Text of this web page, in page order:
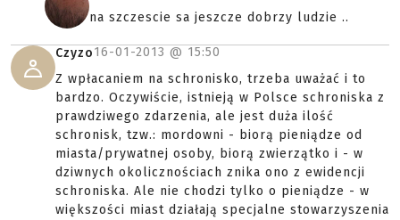
na szczescie sa jeszcze dobrzy ludzie ..
Czyzo16-01-2013 @ 15:50
Z wpłacaniem na schronisko, trzeba uważać i to
bardzo. Oczywiście, istnieją w Polsce schroniska z
prawdziwego zdarzenia, ale jest duża ilość
schronisk, tzw.: mordowni - biorą pieniądze od
miasta/prywatnej osoby, biorą zwierzątko i - w
dziwnych okolicznościach znika ono z ewidencji
schroniska. Ale nie chodzi tylko o pieniądze - w
większości miast działają specjalne stowarzyszenia